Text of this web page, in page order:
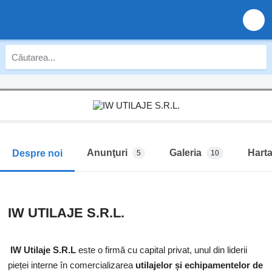
Despre noi Anunţuri 5 Galeria 10 Harta
IW UTILAJE S.R.L.
IW Utilaje S.R.L este o firmă cu capital privat, unul din liderii
pieței interne în comercializarea utilajelor și echipamentelor de